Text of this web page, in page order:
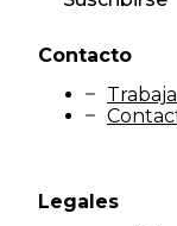
Contacto
Legales